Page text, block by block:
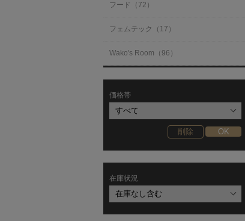
フード（72）
フェムテック（17）
Wako's Room（96）
価格帯
在庫状況